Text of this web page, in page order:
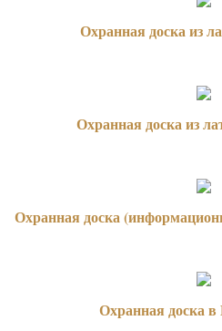
Охранная доска из
Охранная доска из
Охранная доска
Охранная доска